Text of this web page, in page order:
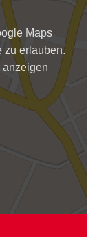
Maps
zu erlauben.
anzeigen